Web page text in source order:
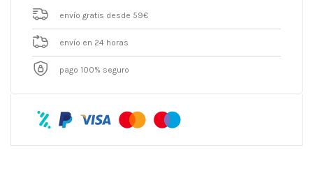
envío gratis desde 59€
envío en 24 horas
pago 100% seguro